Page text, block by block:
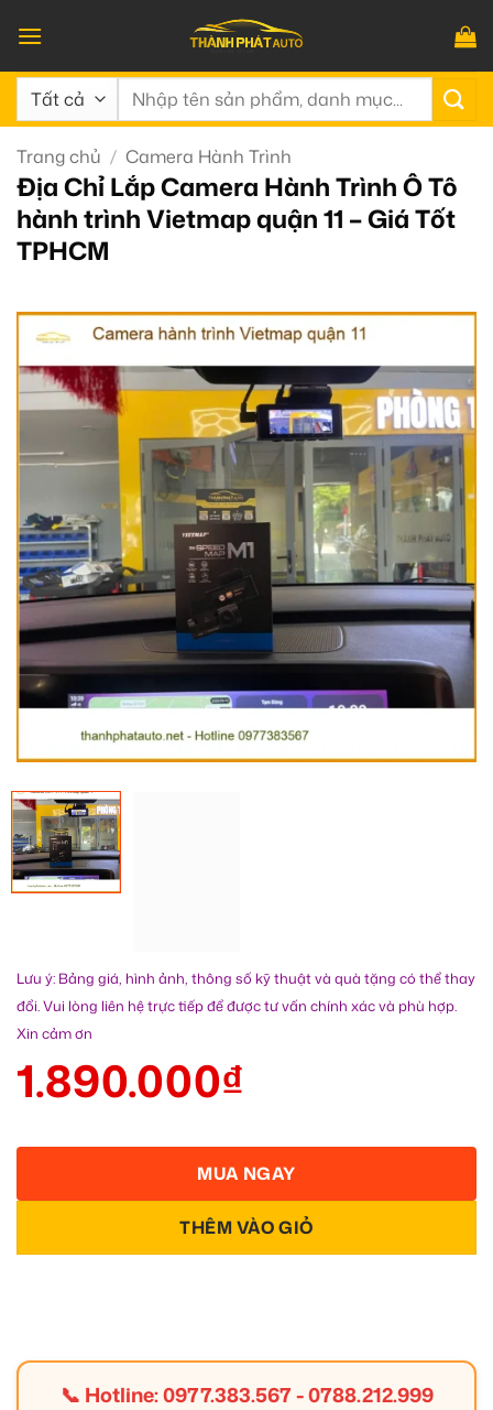
qua
nội
dung
Tìm
Trang chủ / Camera Hành Trình
Địa Chỉ Lắp Camera Hành Trình Ô Tô
hành trình Vietmap quận 11 – Giá Tốt
TPHCM
Lưu ý: Bảng giá, hình ảnh, thông số kỹ thuật và quà tặng có thể thay
đổi. Vui lòng liên hệ trực tiếp để được tư vấn chính xác và phù hợp.
Xin cảm ơn
1.890.000₫
THÊM VÀO GIỎ
MUA NGAY
📞 Hotline:0977.383.567-0788.212.999